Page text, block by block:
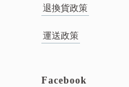
退換貨政策
運送政策
Facebook